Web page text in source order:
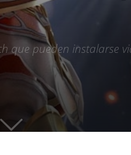
que pueden instalarse